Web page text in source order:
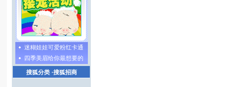
迷糊娃娃可爱粉红卡通
四季美眉给你最想要的
搜狐分类·搜狐招商